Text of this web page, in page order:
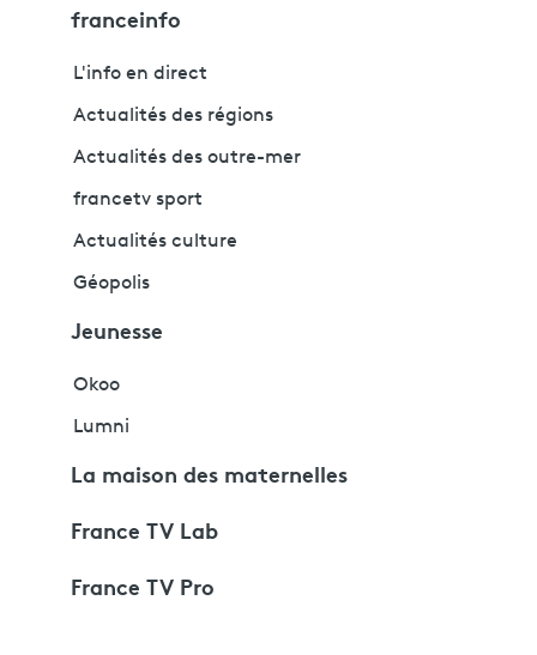
franceinfo
L'info en direct
Actualités des régions
Actualités des outre-mer
francetv sport
Actualités culture
Géopolis
Jeunesse
Okoo
Lumni
La maison des maternelles
France TV Lab
France TV Pro